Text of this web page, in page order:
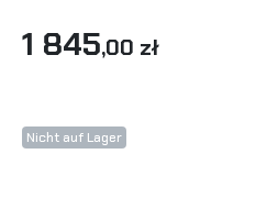
1 845,00 zł
Nicht auf Lager